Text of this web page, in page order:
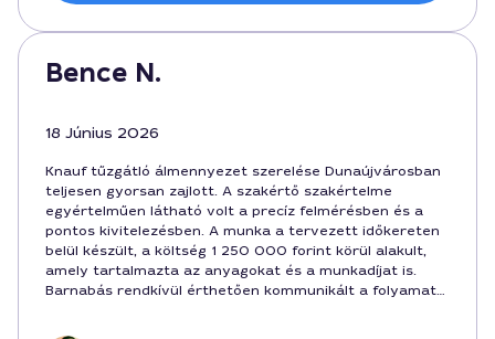
Bence N.
18 Június 2026
Knauf tűzgátló álmennyezet szerelése Dunaújvárosban
teljesen gyorsan zajlott. A szakértő szakértelme
egyértelműen látható volt a precíz felmérésben és a
pontos kivitelezésben. A munka a tervezett időkereten
belül készült, a költség 1 250 000 forint körül alakult,
amely tartalmazta az anyagokat és a munkadíjat is.
Barnabás rendkívül érthetően kommunikált a folyamat